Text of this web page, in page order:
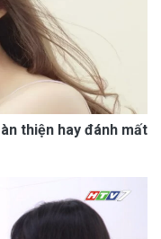
thiện hay đánh mất